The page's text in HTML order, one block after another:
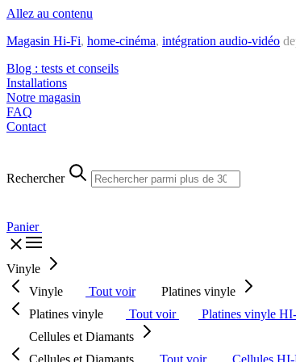
Allez au contenu
Magasin Hi-Fi, home-cinéma, intégration audio-vidéo
Blog : tests et conseils
Installations
Notre magasin
FAQ
Contact
Rechercher
Panier
Vinyle
Vinyle
Tout voir
Platines vinyle
Platines vinyle
Tout voir Platines vinyle
Cellules et Diamants
Cellules et Diamants
Tout voir Cellules